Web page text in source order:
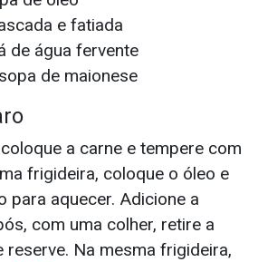
e fatiada
de água fervente
de maionese
a carne e tempere com
frigideira, coloque o óleo e
para aquecer. Adicione a
com uma colher, retire a
reserve. Na mesma frigideira,